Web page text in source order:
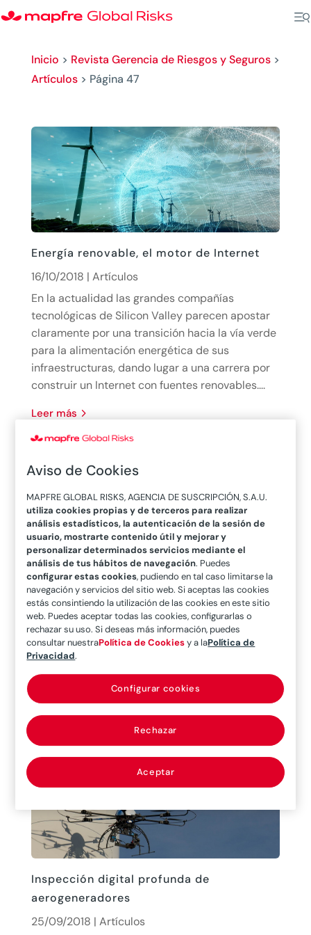
Inicio > Revista Gerencia de Riesgos y Seguros>
Artículos> Página 47
Energía renovable, el motor de Internet
16/10/2018 | Artículos
En la actualidad las grandes compañías
tecnológicas de Silicon Valley parecen apostar
claramente por una transición hacia la vía verde
para la alimentación energética de sus
infraestructuras, dando lugar a una carrera por
construir un Internet con fuentes renovables....
leer más
El sector asegurador y el cambio
climático
04/10/2018|Artículos
¿Existe relación entre el cambio climático y las
intensas temporadas de huracanes? Los
expertos en Cambio Climático de la
Organización Mundial Meteorológica (OMM)
llegaron a la conclusión de que si bien no existen
pruebas que demuestren claramente que el
cambio...
leer más
Inspección digital profunda de
aerogeneradores
25/09/2018 | Artículos
Aviso de Cookies
MAPFRE GLOBAL RISKS, AGENCIA DE SUSCRIPCIÓN, S.A.U.
utiliza cookies propias y de terceros para realizar
análisis estadísticos, la autenticación de la sesión de
usuario, mostrarte contenido útil y mejorar y
personalizar determinados servicios mediante el
análisis de tus hábitos de navegación. Puedes
configurar estas cookies, pudiendo en tal caso limitarse la
navegación y servicios del sitio web. Si aceptas las cookies
estás consintiendo la utilización de las cookies en este sitio
web. Puedes aceptar todas las cookies, configurarlas o
rechazar su uso. Si deseas más información, puedes
consultar nuestraPolítica de Cookiesy a laPolítica de
Privacidad.
Rechazar
Aceptar
Configurar cookies